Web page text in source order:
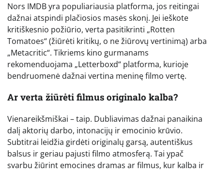
Nors IMDB yra populiariausia platforma, jos reitingai
dažnai atspindi plačiosios masės skonį. Jei ieškote
kritiškesnio požiūrio, verta pasitikrinti „Rotten
Tomatoes“ (žiūrėti kritikų, o ne žiūrovų vertinimą) arba
„Metacritic“. Tikriems kino gurmanams
rekomenduojama „Letterboxd“ platforma, kurioje
bendruomenė dažnai vertina meninę filmo vertę.
Ar verta žiūrėti filmus originalo kalba?
Vienareikšmiškai – taip. Dubliavimas dažnai panaikina
dalį aktorių darbo, intonacijų ir emocinio krūvio.
Subtitrai leidžia girdėti originalų garsą, autentiškus
balsus ir geriau pajusti filmo atmosferą. Tai ypač
svarbu žiūrint emocines dramas ar filmus, kur kalba ir